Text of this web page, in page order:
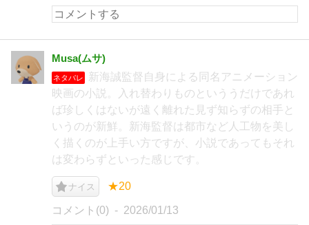
Musa(ムサ)
ネタバレ
新海誠監督自身による同名アニメーション
映画の小説。入れ替わりものといううだけであれ
ば珍しくはないが遠く離れた見ず知らずの相手と
いうのが新鮮。新海監督は都市など人工物を美し
く描くのが上手い方ですが、小説であってもそれ
は変わらずといった感じです。
ナイス ★20
コメント(0) 2026/01/13